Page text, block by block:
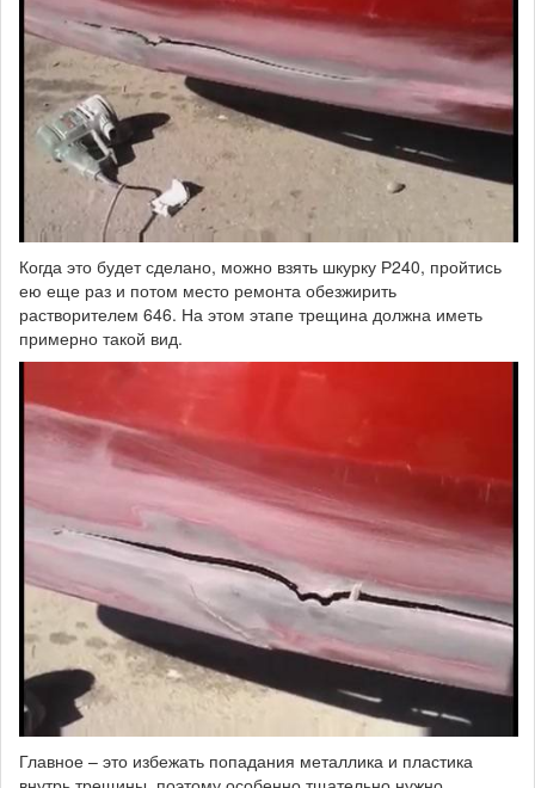
Когда это будет сделано, можно взять шкурку Р240, пройтись
ею еще раз и потом место ремонта обезжирить
растворителем 646. На этом этапе трещина должна иметь
примерно такой вид.
Главное – это избежать попадания металлика и пластика